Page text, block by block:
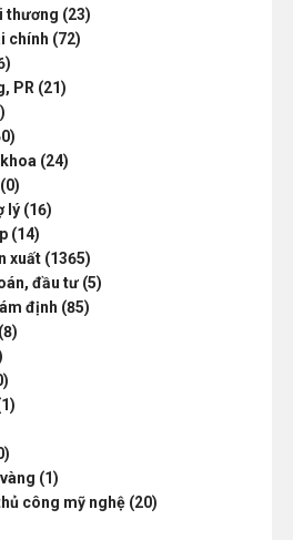
thương (23)
chính (72)
PR (21)
(24)
lý (16)
(14)
xuất (1365)
đầu tư (5)
định (85)
(1)
công mỹ nghệ (20)